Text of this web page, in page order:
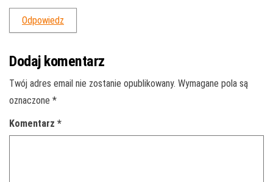
Odpowiedz
Dodaj komentarz
Twój adres email nie zostanie opublikowany. Wymagane pola są
oznaczone *
Komentarz *